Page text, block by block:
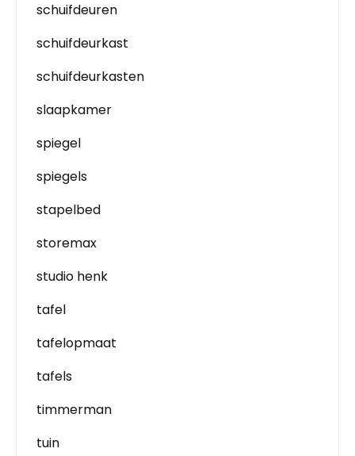
schuifdeuren
schuifdeurkast
schuifdeurkasten
slaapkamer
spiegel
spiegels
stapelbed
storemax
studio henk
tafel
tafelopmaat
tafels
timmerman
tuin